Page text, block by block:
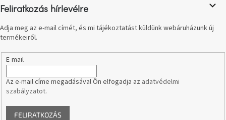
nyári
hullámon
Fedezze
sötét
oldalát
Feliratkozás hírlevélre
Adja meg az e-mail címét, és mi tájékoztatást küldünk webáruházunk új
termékeiről.
E-mail
Az e-mail címe megadásával Ön elfogadja az adatvédelmi
szabályzatot.
FELIRATKOZÁS